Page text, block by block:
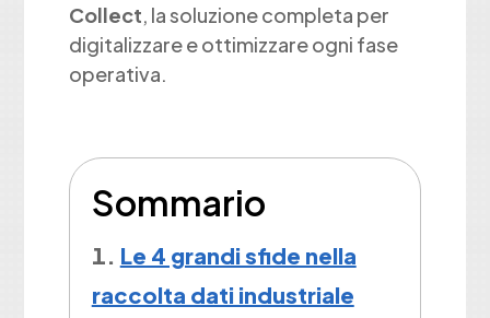
Collect, la soluzione completa per
digitalizzare e ottimizzare ogni fase
operativa.
Sommario
Le 4 grandi sfide nella
raccolta dati industriale